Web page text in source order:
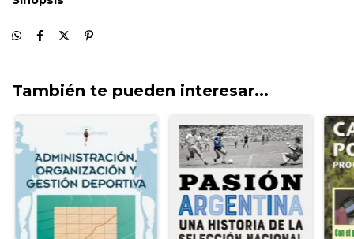
También te pueden interesar...